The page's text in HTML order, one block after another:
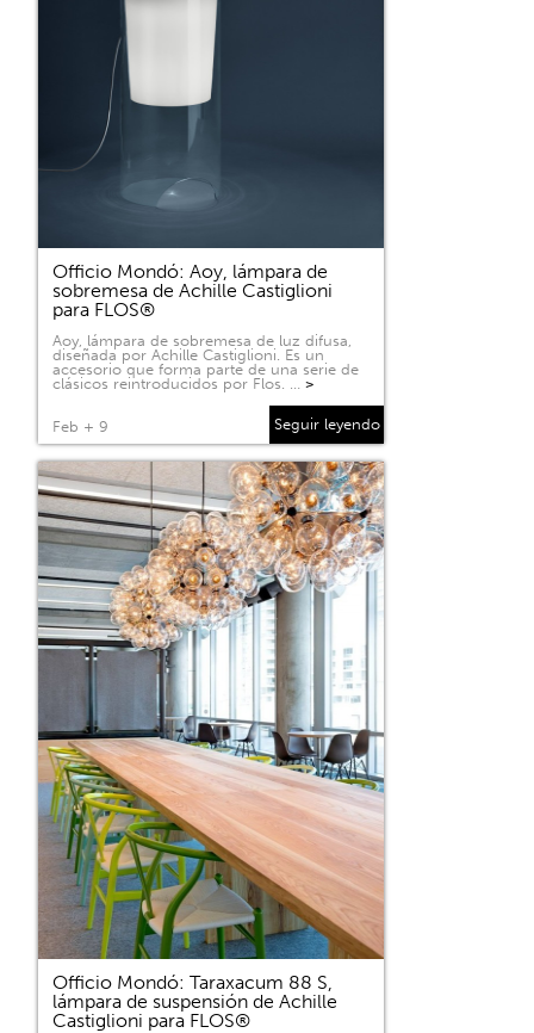
Officio Mondó: Aoy, lámpara de
sobremesa de Achille Castiglioni
para FLOS®
Aoy, lámpara de sobremesa de luz difusa,
diseñada por Achille Castiglioni. Es un
accesorio que forma parte de una serie de
clásicos reintroducidos por Flos. … >
Feb + 9 Seguir leyendo
Officio Mondó: Taraxacum 88 S,
lámpara de suspensión de Achille
Castiglioni para FLOS®